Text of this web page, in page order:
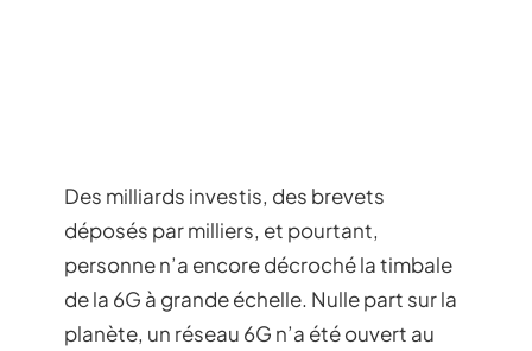
Des milliards investis, des brevets
déposés par milliers, et pourtant,
personne n’a encore décroché la timbale
de la 6G à grande échelle. Nulle part sur la
planète, un réseau 6G n’a été ouvert au